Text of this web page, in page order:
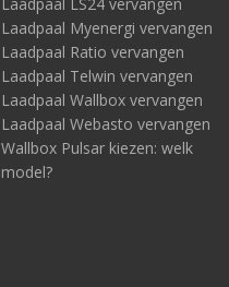
Laadpaal Myenergi vervangen
Laadpaal Ratio vervangen
Laadpaal Telwin vervangen
Laadpaal Wallbox vervangen
Laadpaal Webasto vervangen
Wallbox Pulsar kiezen: welk
model?